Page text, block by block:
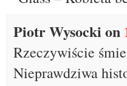
Piotr Wysocki on
Rzeczywiście
Nieprawdziwa